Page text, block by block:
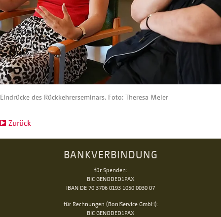
Eindrücke des Rückkehrerseminars. Foto: Theresa Meier
Zurück
BANKVERBINDUNG
für Spenden:
BIC GENODED1PAX
IBAN DE 70 3706 0193 1050 0030 07
für Rechnungen (BoniService GmbH):
BIC GENODED1PAX